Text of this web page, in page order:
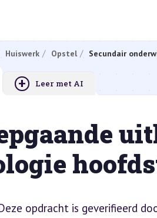
Huiswerk Opstel Secundair
+ Leer met AI
opdracht is geverifieerd